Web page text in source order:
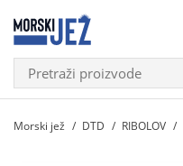
Morski jež DTD RIBOLOV